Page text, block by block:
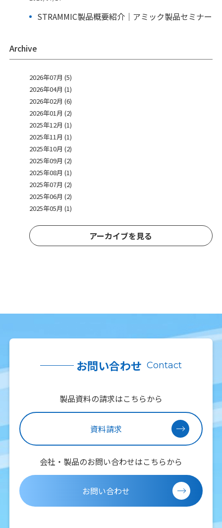
STRAMMIC製品概要紹介｜アミック製品セミナー
Archive
2026年07月 (5)
2026年04月 (1)
2026年02月 (6)
2026年01月 (2)
2025年12月 (1)
2025年11月 (1)
2025年10月 (2)
2025年09月 (2)
2025年08月 (1)
2025年07月 (2)
2025年06月 (2)
2025年05月 (1)
アーカイブを見る
お問い合わせ Contact
製品資料の請求はこちらから
資料請求
会社・製品のお問い合わせはこちらから
お問い合わせ